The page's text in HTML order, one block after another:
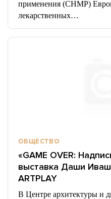
применения (CHMP)
лекарственных…
ОБЩЕСТВО
«GAME OVER:
выставка Даши
ARTPLAY
В Центре архитектуры и